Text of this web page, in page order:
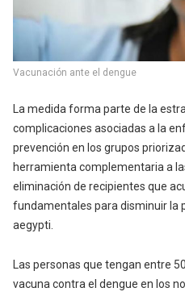
Vacunación ante el dengue
La medida forma parte de la
complicaciones asociadas a la
prevención en los grupos
herramienta complementaria a
eliminación de recipientes que
fundamentales para disminuir la
aegypti.
Las personas que tengan entre
vacuna contra el dengue en los